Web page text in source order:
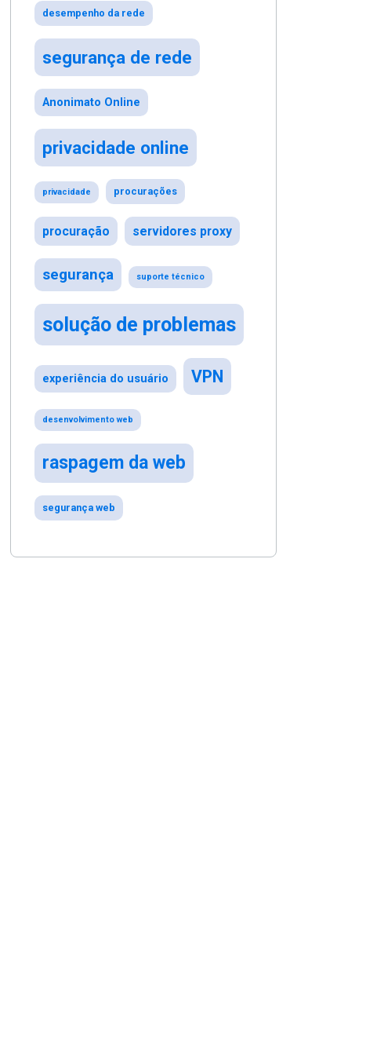
desempenho da rede
segurança de rede
Anonimato Online
privacidade online
privacidade procurações
procuração servidores proxy
segurança suporte técnico
solução de problemas
experiência do usuário VPN
desenvolvimento web
raspagem da web
segurança web